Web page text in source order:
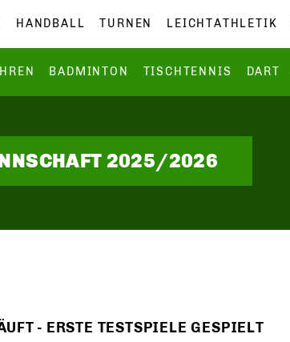
HANDBALL TURNEN LEICHTATHLETIK
BADMINTON TISCHTENNIS DART
2025/2026
- ERSTE TESTSPIELE GESPIELT